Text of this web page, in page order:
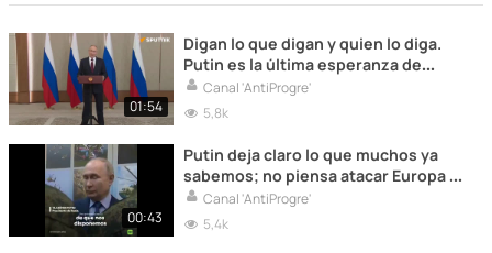
01:54
Digan lo que digan y quien lo diga.
Putin es la última esperanza de
Europa.
Canal 'AntiProgre'
5,8k
00:43
Putin deja claro lo que muchos ya
sabemos; no piensa atacar Europa y
la UE es una estafa.
Canal 'AntiProgre'
5,4k